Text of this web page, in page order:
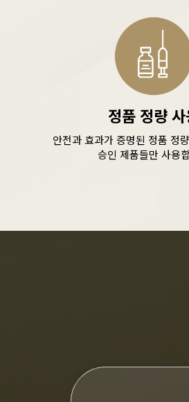
정품 정량
안전과 효과가 증명된 정품 정
승인 제품들만 사용